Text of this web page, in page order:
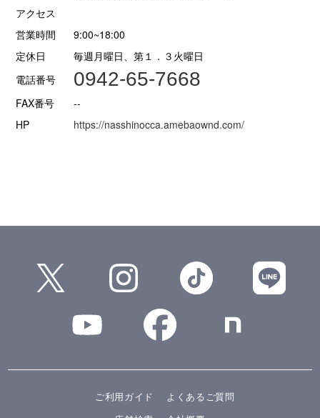
アクセス
営業時間
9:00~18:00
定休日
毎週月曜日、第１．３火曜日
電話番号
0942-65-7668
FAX番号
--
HP
https://nasshinocca.amebaownd.com/
ご利用ガイド
よくあるご質問